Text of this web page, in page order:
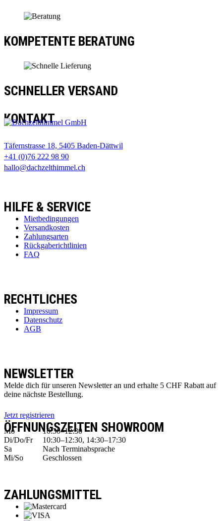
KOMPETENTE BERATUNG
SCHNELLER VERSAND
KONTAKT
Täfernstrasse 18, 5405 Baden-Dättwil
+41 (0)76 222 98 90
hallo@dachzelthimmel.ch
HILFE & SERVICE
Mietbedingungen
Versandkosten
Zahlungsarten
Rückgaberichtlinien
FAQ
RECHTLICHES
Impressum
Datenschutz
AGB
NEWSLETTER
Melde dich für unseren Newsletter an und erhalte 5 CHF Rabatt auf
deine nächste Bestellung.
Jetzt registrieren
ÖFFNUNGSZEITEN SHOWROOM
Mo
10:30–12:30
Di/Do/Fr
10:30–12:30, 14:30–17:30
Sa
Nach Terminabsprache
Mi/So
Geschlossen
ZAHLUNGSMITTEL